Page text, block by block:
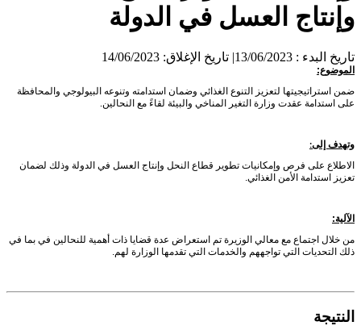
وإنتاج العسل في الدولة
تاريخ البدء : 13/06/2023 | تاريخ الإغلاق: 14/06/2023
الموضوع:
ضمن استراتيجيتها لتعزيز التنوع الغذائي وضمان استدامته وتنوعه البيولوجي والمحافظة
على استدامة عقدت وزارة التغير المناخي والبيئة لقاءً مع النحالين.
وتهدف إلى:
الاطلاع على فرص وإمكانيات تطوير قطاع النحل وإنتاج العسل في الدولة وذلك لضمان
تعزيز استدامة الأمن الغذائي.
الآلية:
من خلال اجتماع مع معالي الوزيرة تم استعراض عدة قضايا ذات أهمية للنحالين في بما في
ذلك التحديات التي تواجههم والخدمات التي تقدمها الوزارة لهم.
النتيجة